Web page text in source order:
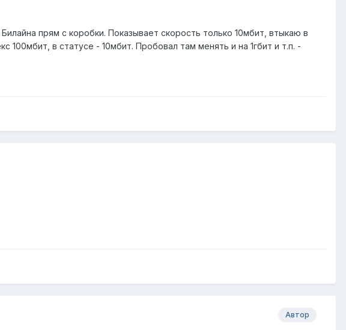
прям с коробки. Показывает скорость только 10мбит, втыкаю в
в статусе - 10мбит. Пробовал там менять и на 1гбит и т.п. -
Автор